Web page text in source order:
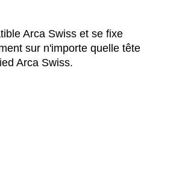
Arca Swiss et se fixe
sur n'importe quelle tête
Arca Swiss.